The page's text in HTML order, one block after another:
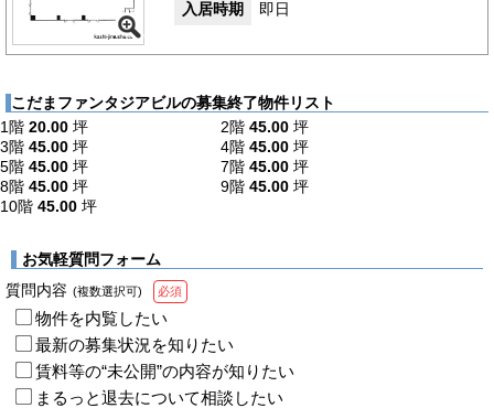
入居時期
即日
こだまファンタジアビルの募集終了物件リスト
1階 20.00 坪 2階 45.00 坪
3階 45.00 坪 4階 45.00 坪
5階 45.00 坪 7階 45.00 坪
8階 45.00 坪 9階 45.00 坪
10階 45.00 坪
お気軽質問フォーム
質問内容 (複数選択可) 必須
物件を内覧したい
最新の募集状況を知りたい
賃料等の“未公開”の内容が知りたい
まるっと退去について相談したい